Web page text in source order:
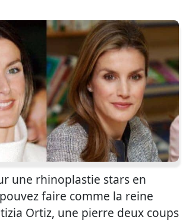
une rhinoplastie stars en
faire comme la reine
Ortiz, une pierre deux coups